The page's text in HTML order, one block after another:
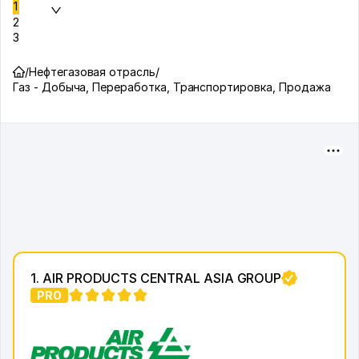
1
2
3
/Нефтегазовая отрасль/
Газ - Добыча, Переработка, Транспортировка, Продажа
1. AIR PRODUCTS CENTRAL ASIA GROUP
PRO